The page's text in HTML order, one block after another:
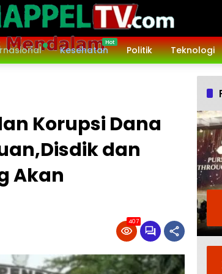
Kesehatan Politik Teknologi
Korupsi Dana
dan
Akan
407